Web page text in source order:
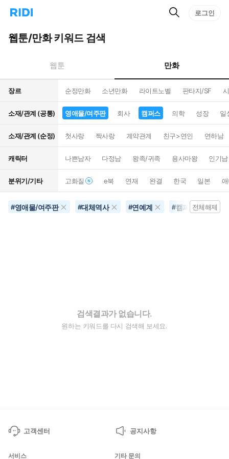
리
홈
으
턴
트
검
로그인
웹툰/만화 키워드 검색
웹툰 만화
장르 순정만화 소년만화 라이트노벨 판타지/SF
소재/관계 (공통) 영애물/여주판 회사 캠퍼스 의학 성장 일
소재/관계 (순정) 첫사랑 짝사랑 계약관계 친구>연인 연하남
캐릭터 나쁜남자 다정남 왕족/귀족 용사마왕 인기남
분위기/기타 고화질 e북 연재 완결 한국 일본
#영애물/여주판 #대체역사 #연예계 #캠퍼스전체해제
검색결과가 없습니다.
원하는 키워드를 다시 검색해 보세요.
고객센터 공지사항
서비스 기타 문의